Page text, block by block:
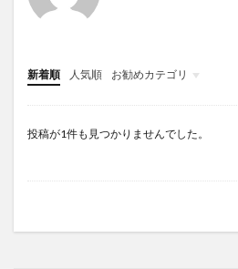
新着順 人気順 お勧めカテゴリ
Infomation
投稿が1件も見つかりませんでした。